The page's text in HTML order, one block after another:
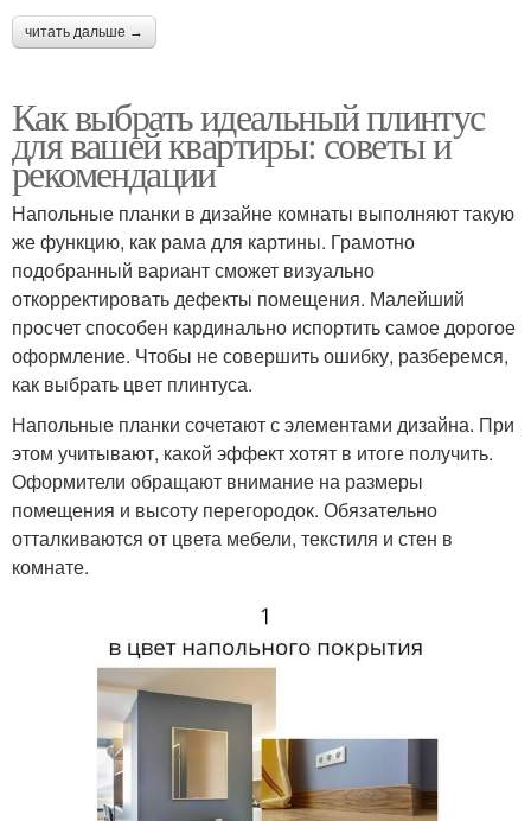
читать дальше →
Как выбрать идеальный плинтус
для вашей квартиры: советы и
рекомендации
Напольные планки в дизайне комнаты выполняют такую
же функцию, как рама для картины. Грамотно
подобранный вариант сможет визуально
откорректировать дефекты помещения. Малейший
просчет способен кардинально испортить самое дорогое
оформление. Чтобы не совершить ошибку, разберемся,
как выбрать цвет плинтуса.
Напольные планки сочетают с элементами дизайна. При
этом учитывают, какой эффект хотят в итоге получить.
Оформители обращают внимание на размеры
помещения и высоту перегородок. Обязательно
отталкиваются от цвета мебели, текстиля и стен в
комнате.